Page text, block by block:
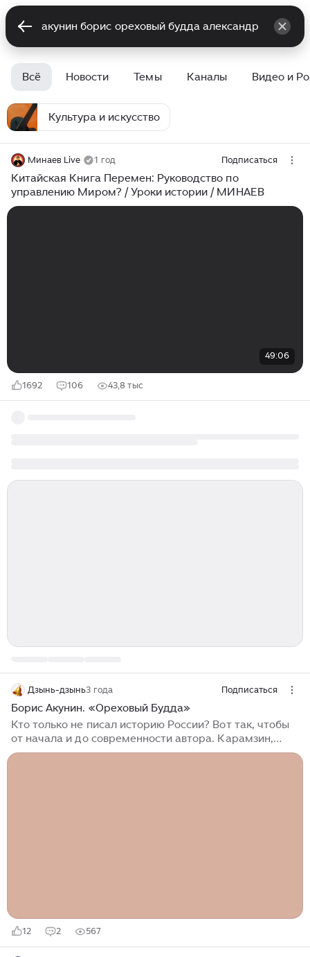
Всё Новости Темы Каналы Видео и
Культура и искусство
Минаев Live 1 год Подписаться
Китайская Книга Перемен: Руководство по
управлению Миром? / Уроки истории / МИНАЕВ
49:06
1692 106 43,8 тыс
Дзынь-дзынь3 года Подписаться
Борис Акунин. «Ореховый Будда»
Кто только не писал историю России? Вот так, чтобы
от начала и до современности автора. Карамзин,
Ключевский и Соловьев оставили многотомные
12 2 567